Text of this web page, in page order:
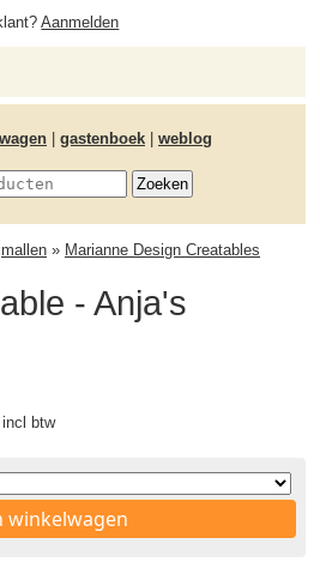
Aanmelden
gastenboek weblog
» Marianne Design Creatables
- Anja's
incl btw
winkelwagen